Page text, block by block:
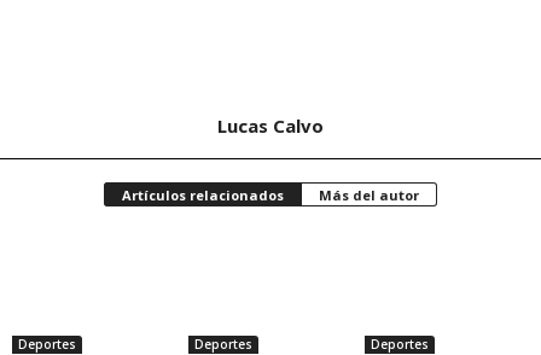
Lucas Calvo
Artículos relacionados Más del autor
Deportes Deportes Deportes